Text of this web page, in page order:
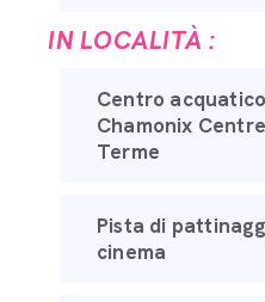
IN LOCALITÀ :
Centro
Chamonix
Terme
Pista di
cinema